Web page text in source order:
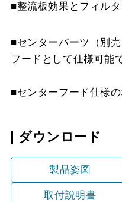
YMP23-MKR570
YMP23-MKR570
YMP23-MKR570
MKR-CP6060 BK
MKR-CP6050 W
MKR-CP6050 SI
MKR-CP6060 SI
MKR-CP6050 S
MKR-CP6060 S
スク
■整流板効果とフィル
■センターパーツ（別
フードとして仕様可能
■センターフード仕様
ダウンロード
製品姿図
取付説明書